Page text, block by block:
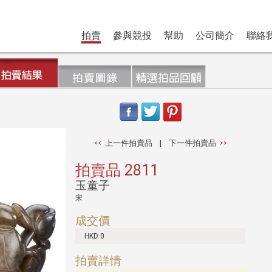
拍賣 參與競投 幫助 公司簡介 聯絡
上一件拍賣品 | 下一件拍賣品
拍賣品 2811
玉童子
宋
成交價
HKD 0
拍賣詳情